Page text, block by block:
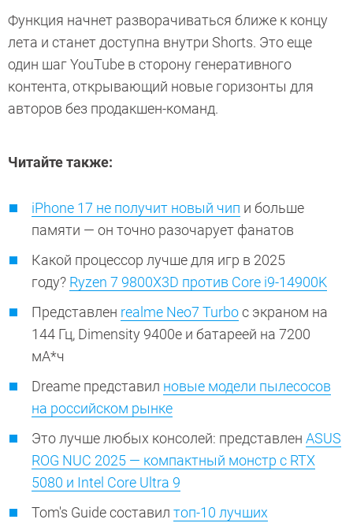
Функция начнет разворачиваться ближе к концу
лета и станет доступна внутри Shorts. Это еще
один шаг YouTube в сторону генеративного
контента, открывающий новые горизонты для
авторов без продакшен-команд.
Читайте также:
iPhone 17 не получит новый чип и больше
памяти — он точно разочарует фанатов
Какой процессор лучше для игр в 2025
году? Ryzen 7 9800X3D против Core i9-14900K
Представлен realme Neo7 Turboс экраном на
144 Гц, Dimensity 9400e и батареей на 7200
мА*ч
Dreame представил новые модели пылесосов
на российском рынке
Это лучше любых консолей: представлен ASUS
ROG NUC 2025 — компактный монстр с RTX
5080 и Intel Core Ultra 9
Tom's Guide составил топ-10 лучших